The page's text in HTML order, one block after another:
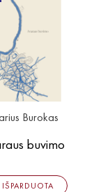
Burokas
buvimo
IŠPARDUOTA